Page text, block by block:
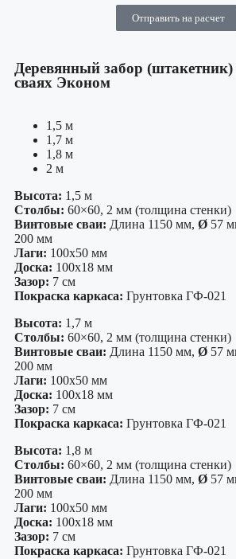
Отправить на расчет
Деревянный забор
сваях Эконом
1,5 м
1,7 м
1,8 м
2 м
Высота: 1,5 м
Столбы: 60×60, 2 мм (толщина стенки)
Винтовые сваи: Длина 1150 мм, Ø 57
200 мм
Лаги: 100х50 мм
Доска: 100х18 мм
Зазор: 7 см
Покраска каркаса: Грунтовка ГФ-021
Высота: 1,7 м
Столбы: 60×60, 2 мм (толщина стенки)
Винтовые сваи: Длина 1150 мм, Ø 57
200 мм
Лаги: 100х50 мм
Доска: 100х18 мм
Зазор: 7 см
Покраска каркаса: Грунтовка ГФ-021
Высота: 1,8 м
Столбы: 60×60, 2 мм (толщина стенки)
Винтовые сваи: Длина 1150 мм, Ø 57
200 мм
Лаги: 100х50 мм
Доска: 100х18 мм
Зазор: 7 см
Покраска каркаса: Грунтовка ГФ-021